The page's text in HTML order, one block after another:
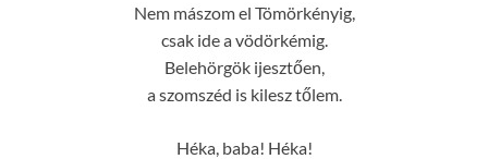
Nem mászom el Tömörkényig,
csak ide a vödörkémig.
Belehörgök ijesztően,
a szomszéd is kilesz tőlem.
Héka, baba! Héka!